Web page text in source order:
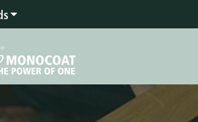
Submenu tonen voor vertalingen